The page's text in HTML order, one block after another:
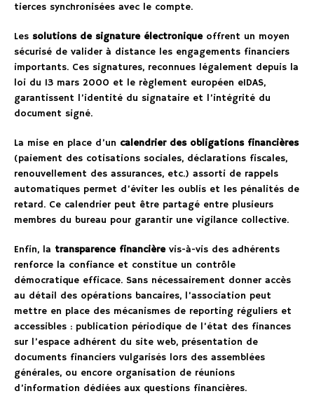
tierces synchronisées avec le compte.
Les solutions de signature électroniqueoffrent un moyen
sécurisé de valider à distance les engagements financiers
importants. Ces signatures, reconnues légalement depuis la
loi du 13 mars 2000 et le règlement européen eIDAS,
garantissent l’identité du signataire et l’intégrité du
document signé.
La mise en place d’un calendrier des obligations financières
(paiement des cotisations sociales, déclarations fiscales,
renouvellement des assurances, etc.) assorti de rappels
automatiques permet d’éviter les oublis et les pénalités de
retard. Ce calendrier peut être partagé entre plusieurs
membres du bureau pour garantir une vigilance collective.
Enfin, la transparence financièrevis-à-vis des adhérents
renforce la confiance et constitue un contrôle
démocratique efficace. Sans nécessairement donner accès
au détail des opérations bancaires, l’association peut
mettre en place des mécanismes de reporting réguliers et
accessibles : publication périodique de l’état des finances
sur l’espace adhérent du site web, présentation de
documents financiers vulgarisés lors des assemblées
générales, ou encore organisation de réunions
d’information dédiées aux questions financières.